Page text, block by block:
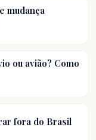
mudança
ou avião? Como
fora do Brasil